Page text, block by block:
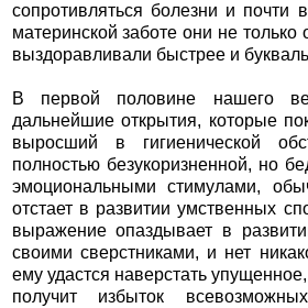
сопротивляться болезни и почти
материнской заботе они не
выздоравливали быстрее и
В первой половине нашего
дальнейшие открытия, которые
выросший в гигиенической
полностью безукоризненной, но
эмоциональными стимулами,
отстает в развитии умственных
выражение опаздывает в
своими сверстниками, и нет
ему удастся наверстать
получит избыток